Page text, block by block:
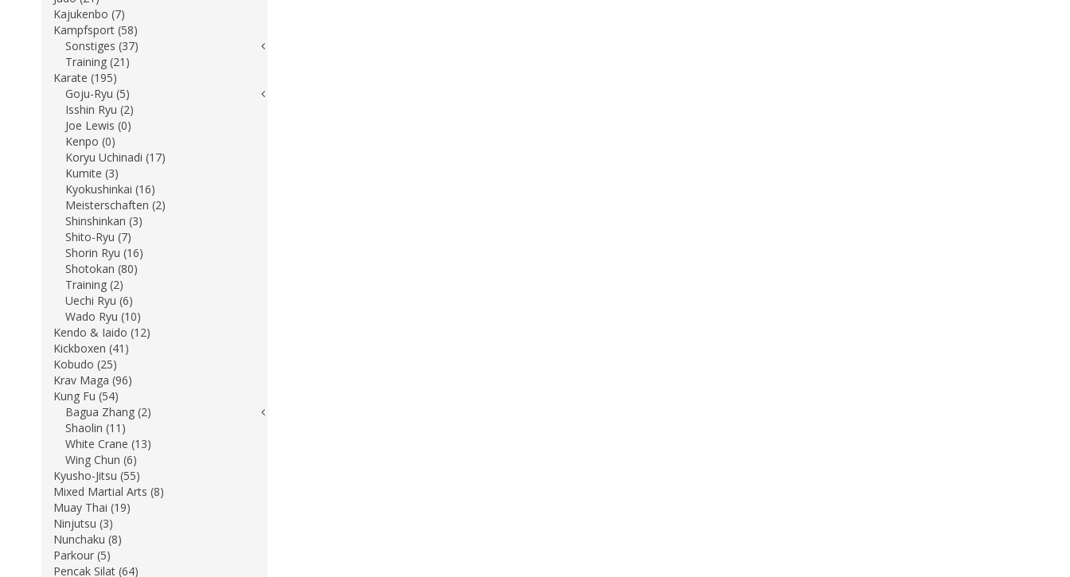
Kajukenbo (7)
Kampfsport (58)
Sonstiges (37)
Training (21)
Karate (195)
Goju-Ryu (5)
Isshin Ryu (2)
Joe Lewis (0)
Kenpo (0)
Koryu Uchinadi (17)
Kumite (3)
Kyokushinkai (16)
Meisterschaften (2)
Shinshinkan (3)
Shito-Ryu (7)
Shorin Ryu (16)
Shotokan (80)
Training (2)
Uechi Ryu (6)
Wado Ryu (10)
Kendo & Iaido (12)
Kickboxen (41)
Kobudo (25)
Krav Maga (96)
Kung Fu (54)
Bagua Zhang (2)
Shaolin (11)
White Crane (13)
Wing Chun (6)
Kyusho-Jitsu (55)
Mixed Martial Arts (8)
Muay Thai (19)
Ninjutsu (3)
Nunchaku (8)
Parkour (5)
Pencak Silat (64)